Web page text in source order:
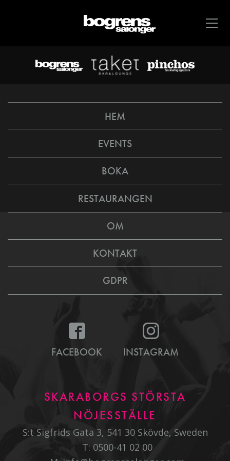
HEM
EVENTS
BOKA
RESTAURANGEN
OM
KONTAKT
GDPR
FACEBOOK INSTAGRAM
SKARABORGS STÖRSTA
NÖJESSTÄLLE
S:t Sigfrids Gata 3, 541 30 Skövde, Sweden
T: 0500-41 02 00